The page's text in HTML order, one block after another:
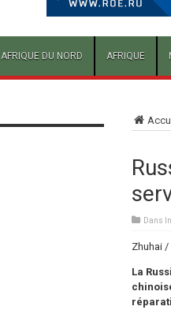
AFRIQUE DU NORD AFRIQUE
Dans
Zhuhai /
La